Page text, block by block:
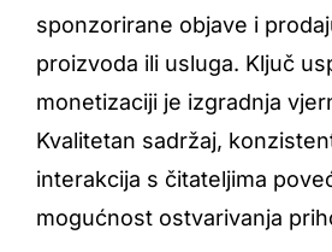
sponzorirane objave i
proizvoda ili usluga. Ključ
monetizaciji je izgradnja
Kvalitetan sadržaj,
interakcija s čitateljima
mogućnost ostvarivanja